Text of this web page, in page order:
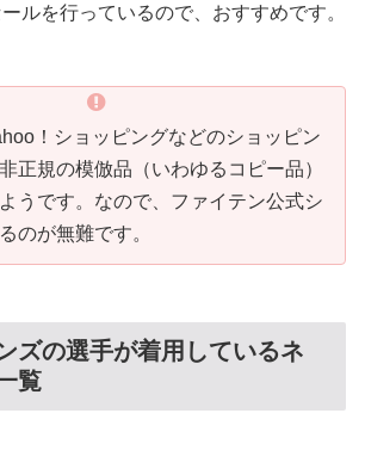
ルを行っているので、おすすめです。
！ショッピングなどのショッピン
正規の模倣品（いわゆるコピー品）
うです。なので、ファイテン公式シ
のが無難です。
ズの選手が着用しているネ
覧